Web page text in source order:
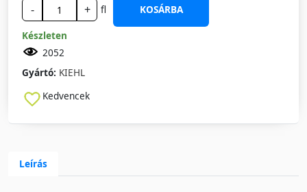
- + fl
KOSÁRBA
Készleten
2052
Gyártó: KIEHL
Kedvencek
Leírás